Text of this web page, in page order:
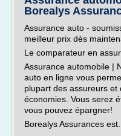
Borealys
Assurance auto -
meilleur prix dès
Le comparateur en
Assurance automobile |
auto en ligne vous
plupart des assureurs
économies. Vous serez
vous pouvez épargner!
Borealys Assurances est...